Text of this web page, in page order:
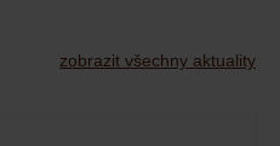
zobrazit všechny aktuality